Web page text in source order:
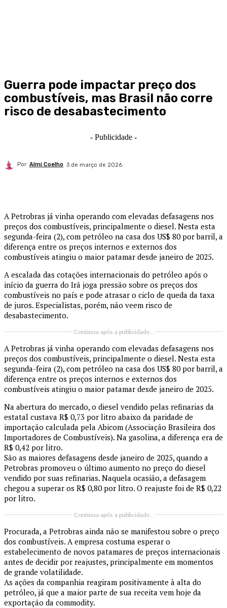
Guerra pode impactar preço dos
combustíveis, mas Brasil não corre
risco de desabastecimento
- Publicidade -
Por Almi Coelho 3 de março de 2026
A Petrobras já vinha operando com elevadas defasagens nos
preços dos combustíveis, principalmente o diesel. Nesta esta
segunda-feira (2), com petróleo na casa dos US$ 80 por barril, a
diferença entre os preços internos e externos dos
combustíveis atingiu o maior patamar desde janeiro de 2025.
A escalada das cotações internacionais do petróleo após o
início da guerra do Irã joga pressão sobre os preços dos
combustíveis no país e pode atrasar o ciclo de queda da taxa
de juros. Especialistas, porém, não veem risco de
desabastecimento.
Continua após a publicidade..
A Petrobras já vinha operando com elevadas defasagens nos
preços dos combustíveis, principalmente o diesel. Nesta esta
segunda-feira (2), com petróleo na casa dos US$ 80 por barril, a
diferença entre os preços internos e externos dos
combustíveis atingiu o maior patamar desde janeiro de 2025.
Na abertura do mercado, o diesel vendido pelas refinarias da
estatal custava R$ 0,73 por litro abaixo da paridade de
importação calculada pela Abicom (Associação Brasileira dos
Importadores de Combustíveis). Na gasolina, a diferença era de
R$ 0,42 por litro.
São as maiores defasagens desde janeiro de 2025, quando a
Petrobras promoveu o último aumento no preço do diesel
vendido por suas refinarias. Naquela ocasião, a defasagem
chegou a superar os R$ 0,80 por litro. O reajuste foi de R$ 0,22
por litro.
Continua após a publicidade..
Procurada, a Petrobras ainda não se manifestou sobre o preço
dos combustíveis. A empresa costuma esperar o
estabelecimento de novos patamares de preços internacionais
antes de decidir por reajustes, principalmente em momentos
de grande volatilidade.
As ações da companhia reagiram positivamente à alta do
petróleo, já que a maior parte de sua receita vem hoje da
exportação da commodity.